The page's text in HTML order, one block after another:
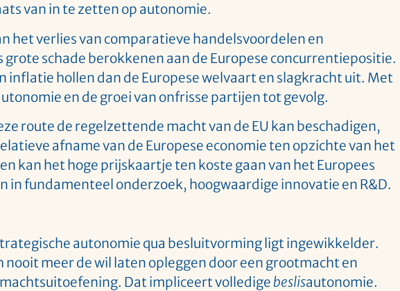
van in te zetten op autonomie.
het verlies van comparatieve handelsvoordelen en
schade berokkenen aan de Europese concurrentiepositie.
inflatie hollen dan de Europese welvaart en slagkracht uit. Met
en de groei van onfrisse partijen tot gevolg.
route de regelzettende macht van de EU kan beschadigen,
afname van de Europese economie ten opzichte van het
kan het hoge prijskaartje ten koste gaan van het Europees
in fundamenteel onderzoek, hoogwaardige innovatie en R&D.
autonomie qua besluitvorming ligt ingewikkelder.
nooit meer de wil laten opleggen door een grootmacht en
Dat impliceert volledige beslisautonomie.